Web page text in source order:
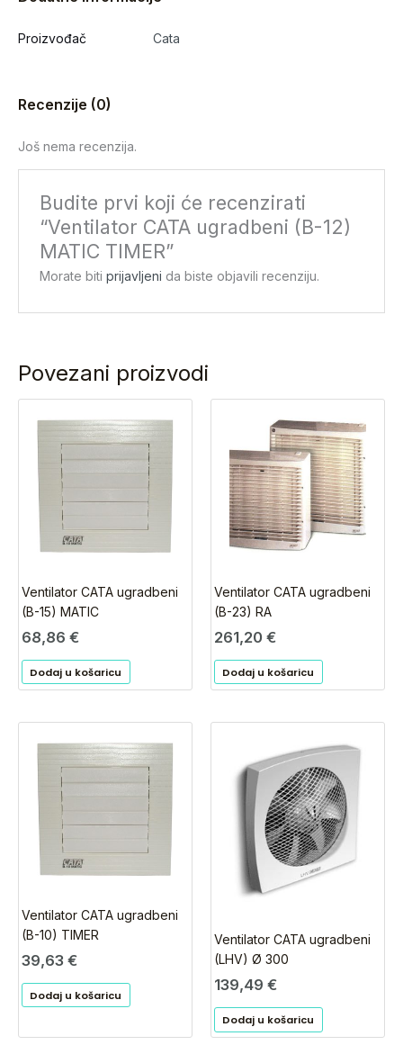
Proizvođač Cata
Recenzije (0)
Još nema recenzija.
Budite prvi koji će recenzirati
“Ventilator CATA ugradbeni (B-12)
MATIC TIMER”
Morate bitiprijavljeni da biste objavili recenziju.
Povezani proizvodi
Ventilator CATA ugradbeni
(B-15) MATIC
68,86 €
Dodaj u košaricu
Ventilator CATA ugradbeni
(B-23) RA
261,20 €
Dodaj u košaricu
Ventilator CATA ugradbeni
(B-10) TIMER
39,63 €
Dodaj u košaricu
Ventilator CATA ugradbeni
(LHV) Ø 300
139,49 €
Dodaj u košaricu